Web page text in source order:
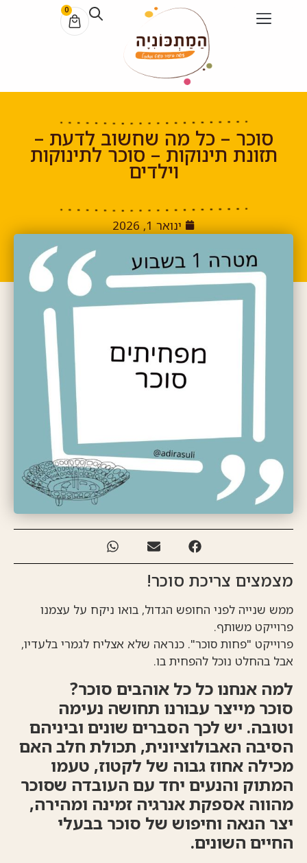
0
סוכר – כל מה שחשוב לדעת –
תזונת תינוקות – סוכר לתינוקות
וילדים
ינואר 1, 2026
מצמצים צריכת סוכר!
ממש שנייה לפני החופש הגדול, בואו ניקח על עצמנו
פרוייקט משותף.
פרוייקט "פחות סוכר". כנראה שלא אצליח לגמרי בלעדיו,
אבל בהחלט נוכל להפחית בו.
למה אנחנו כל כל אוהבים סוכר?
סוכר מייצר עבורנו תחושה נעימה
וטובה. יש לכך הסברים שונים וביניהם
הסיבה האבולוציונית, תכולת חלב האם
מכילה אחוז גבוה של לקטוז, טעמו
המתוק והנעים יחד עם העובדה שסוכר
מהווה אספקת אנרגיה זמינה ומהירה,
יצר הנאה וחיפוש של סוכר בבעלי
החיים השונים.